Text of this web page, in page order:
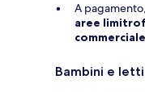
A
aree
commerciale
Bambini e